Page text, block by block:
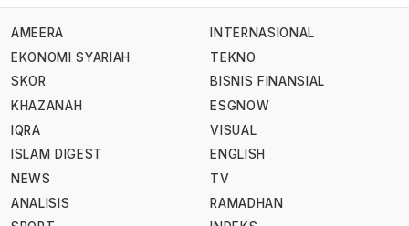
AMEERA
EKONOMI SYARIAH
SKOR
KHAZANAH
IQRA
ISLAM DIGEST
NEWS
ANALISIS
INTERNASIONAL
TEKNO
BISNIS FINANSIAL
ESGNOW
VISUAL
ENGLISH
TV
RAMADHAN